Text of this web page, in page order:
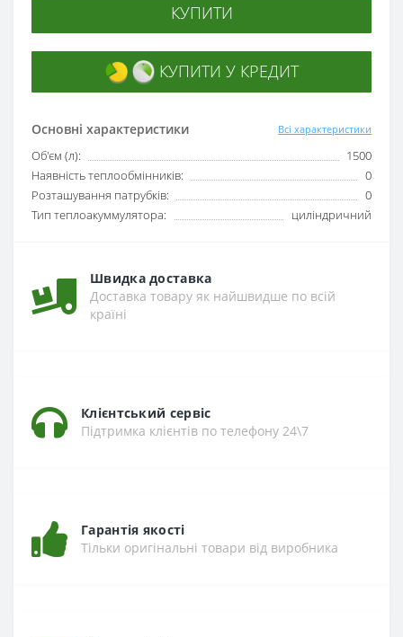
Основні характеристики Всі характеристики
Об'єм (л):
1500
Наявність теплообмінників:
0
Розташування патрубків:
0
Тип теплоакуммулятора:
циліндричний
КУПИТИ
КУПИТИ У КРЕДИТ
Швидка доставка
Доставка товару як найшвидше по всій
країні
Клієнтський сервіс
Підтримка клієнтів по телефону 24\7
Гарантія якості
Тільки оригінальні товари від виробника